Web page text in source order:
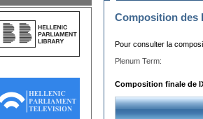
Composition des
Pour consulter la
Plenum Term:
Composition finale de